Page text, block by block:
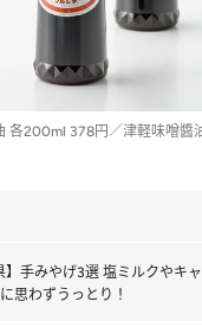
各200ml 378円／津軽味噌醬
手みやげ3選 塩ミルクやキ
思わずうっとり！